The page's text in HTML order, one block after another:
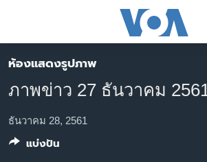
ต่อ
ไป
ข้าม
หน้าหลัก
โลก
เอเชีย
สหรัฐฯ
ห้องแสดงรูปภาพ
ภาพข่าว 27 ธันวาคม 2561
ธันวาคม 28, 2561
แบ่งปัน